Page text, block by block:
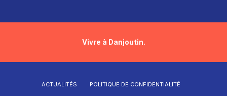
Vivre à Danjoutin.
ACTUALITÉS POLITIQUE DE CONFIDENTIALITÉ